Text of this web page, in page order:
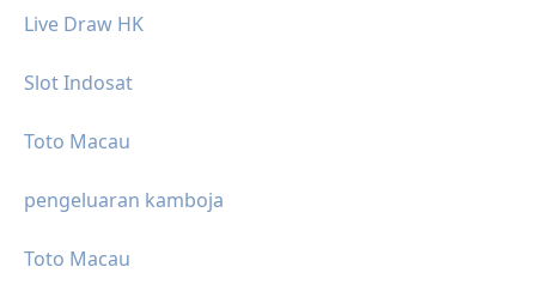
Live Draw HK
Slot Indosat
Toto Macau
pengeluaran kamboja
Toto Macau